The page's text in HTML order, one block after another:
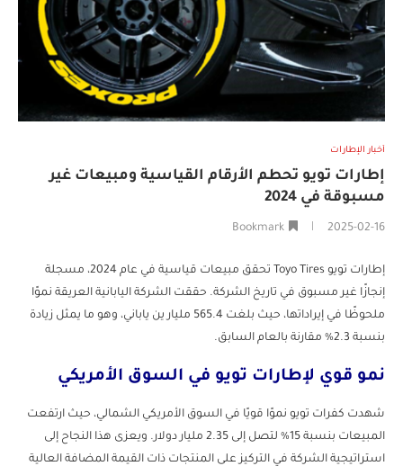
أخبار الإطارات
إطارات تويو تحطم الأرقام القياسية ومبيعات غير
مسبوقة في 2024
2025-02-16
Bookmark
إطارات تويو Toyo Tires تحقق مبيعات قياسية في عام 2024، مسجلة
إنجازًا غير مسبوق في تاريخ الشركة. حققت الشركة اليابانية العريقة نموًا
ملحوظًا في إيراداتها، حيث بلغت 565.4 مليار ين ياباني، وهو ما يمثل زيادة
بنسبة 2.3% مقارنة بالعام السابق.
نمو قوي لإطارات تويو في السوق الأمريكي
شهدت كفرات تويو نموًا قويًا في السوق الأمريكي الشمالي، حيث ارتفعت
المبيعات بنسبة 15% لتصل إلى 2.35 مليار دولار. ويعزى هذا النجاح إلى
استراتيجية الشركة في التركيز على المنتجات ذات القيمة المضافة العالية